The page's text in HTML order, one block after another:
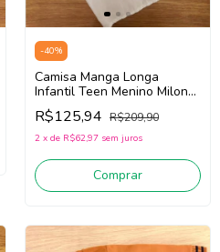
-40%
Camisa Manga Longa
Infantil Teen Menino Milon
2001584 (Off White)
R$125,94 R$209,90
2 x de R$62,97 sem juros
Comprar